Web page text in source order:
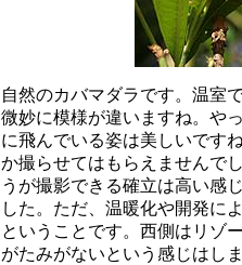
自然のカバマダラです。温室
微妙に模様が違いますね。や
に飛んでいる姿は美しいです
か撮らせてはもらえませんで
うが撮影できる確立は高い感
した。ただ、温暖化や開発に
ということです。西側はリゾ
がたみがないという感じはし